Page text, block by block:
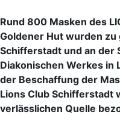
Rund 800 Masken des
Goldener Hut wurden zu
Schifferstadt und an der
Diakonischen Werkes in
der Beschaffung der
Lions Club Schifferstadt
verlässlichen Quelle